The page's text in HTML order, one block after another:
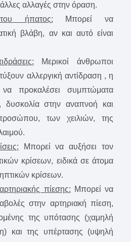
αλλαγές στην όραση.
ήπατος: Mπορεί να
βλάβη, αν και αυτό είναι
Μερικοί άνθρωποι
αλλεργική αντίδραση , η
προκαλέσει συμπτώματα
στην αναπνοή και
των χειλιών, της
Mπορεί να αυξήσει τον
κρίσεων, ειδικά σε άτομα
κρίσεων.
πίεσης: Mπορεί να
στην αρτηριακή πίεση,
της υπότασης (χαμηλή
και της υπέρτασης (υψηλή